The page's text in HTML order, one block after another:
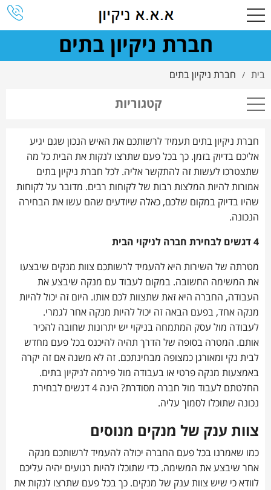
חברת ניקיון בתים
בית / חברת ניקיון בתים
קטגוריות
חברת ניקיון בתים תעמיד לרשותכם את האיש הנכון שגם יגיע
אליכם בדיוק בזמן. כך בכל פעם שתרצו לנקות את הבית כל מה
שתצטרכו לעשות זה להתקשר אליה. לכל חברת ניקיון בתים
אמורות להיות המלצות רבות של לקוחות רבים. מדובר על לקוחות
שהיו בדיוק במקום שלכם, כאלה שיודעים שהם עשו את הבחירה
הנכונה.
4 דגשים לבחירת חברה לניקוי הבית
מטרתה של השירות היא להעמיד לרשותכם צוות מנקים שיבצעו
את המשימה החשובה. במקום לעבוד עם מנקה שיבצע את
העבודה, החברה היא זאת שתצוות לכם אותו. היום זה יכול להיות
מנקה אחד, בפעם הבאה זה יכול להיות מנקה אחר לגמרי.
לעבודה מול עסק המתמחה בניקוי יש יתרונות שחובה להכיר
אותם. המטרה בסופה של הדרך תהיה להיכנס בכל פעם מחדש
לבית נקי ומאורגן כמצופה מבחינתכם. זה לא משנה אם זה יקרה
באמצעות מנקה פרטי או בעבודה מול פירמה לניקיון בתים.
החלטתם לעבוד מול חברה מסודרת? הינה 4 דגשים לבחירת
נכונה שתוכלו לסמוך עליה.
צוות ענק של מנקים מנוסים
כמו שאמרנו בכל פעם החברה יכולה להעמיד לרשותכם מנקה
אחר שיבצע את המשימה. כדי שתוכלו להיות רגועים יהיה עליכם
לוודא כי שיש צוות ענק של מנקים. כך בכל פעם שתרצו לנקות את